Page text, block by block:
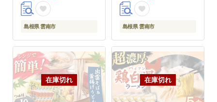
島根県 雲南市
スタ もちもち 島根県雲
南市/有限会社本田商店
[AIDS005]
島根県 雲南市